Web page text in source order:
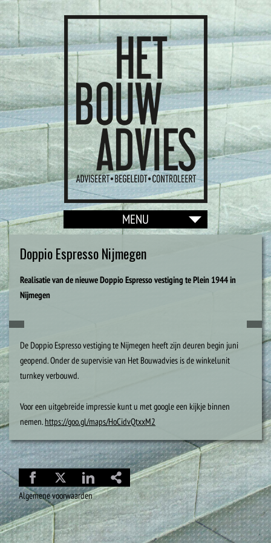
Doppio Espresso Nijmegen
Realisatie van de nieuwe Doppio Espresso vestiging te Plein 1944 in
Nijmegen
De Doppio Espresso vestiging te Nijmegen heeft zijn deuren begin juni
geopend. Onder de supervisie van Het Bouwadvies is de winkelunit
turnkey verbouwd.
Voor een uitgebreide impressie kunt u met google een kijkje binnen
nemen. https://goo.gl/maps/HoCidvQtxxM2
Algemene voorwaarden